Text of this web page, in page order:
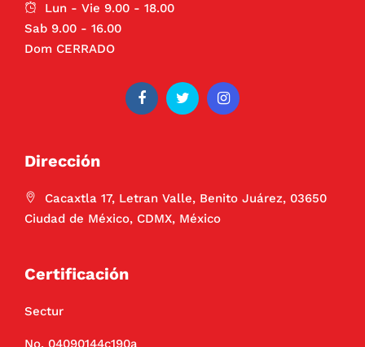
Lun - Vie 9.00 - 18.00
Sab 9.00 - 16.00
Dom CERRADO
Dirección
Cacaxtla 17, Letran Valle, Benito Juárez, 03650
Ciudad de México, CDMX, México
Certificación
Sectur
No. 04090144c190a